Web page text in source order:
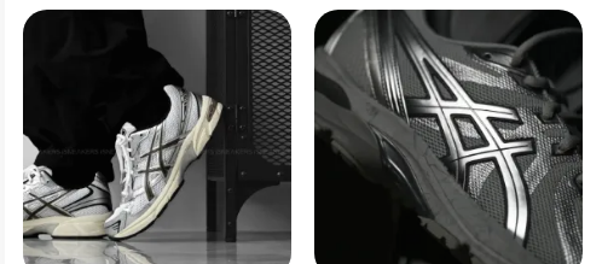
小編心目中百搭鞋款
一些小編喜歡的小東西